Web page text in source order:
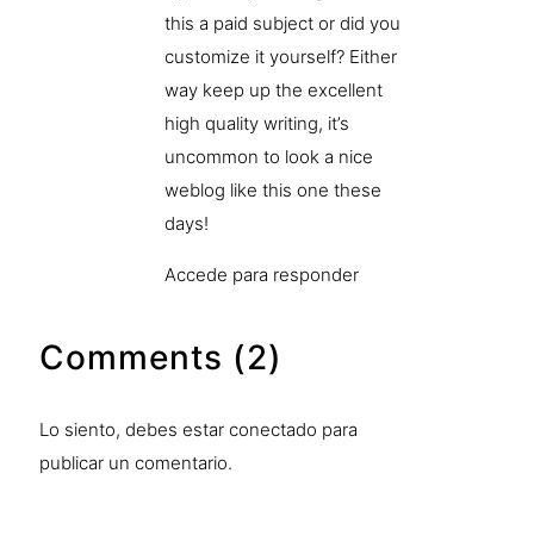
this a paid subject or did you
customize it yourself? Either
way keep up the excellent
high quality writing, it’s
uncommon to look a nice
weblog like this one these
days!
Accede para responder
Comments (2)
Lo siento, debes estar conectado para
publicar un comentario.